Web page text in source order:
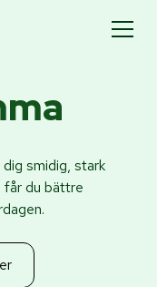
smidig, stark
får du bättre